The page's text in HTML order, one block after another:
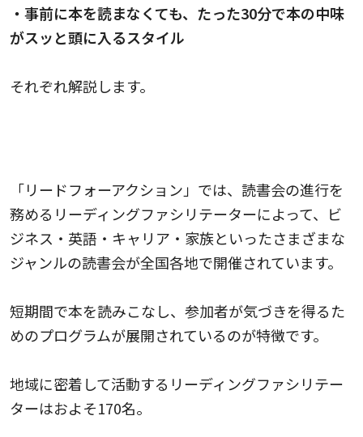
・事前に本を読まなくても、たった30分で本の中味
がスッと頭に入るスタイル
それぞれ解説します。
「リードフォーアクション」では、読書会の進行を
務めるリーディングファシリテーターによって、ビ
ジネス・英語・キャリア・家族といったさまざまな
ジャンルの読書会が全国各地で開催されています。
短期間で本を読みこなし、参加者が気づきを得るた
めのプログラムが展開されているのが特徴です。
地域に密着して活動するリーディングファシリテー
ターはおよそ170名。